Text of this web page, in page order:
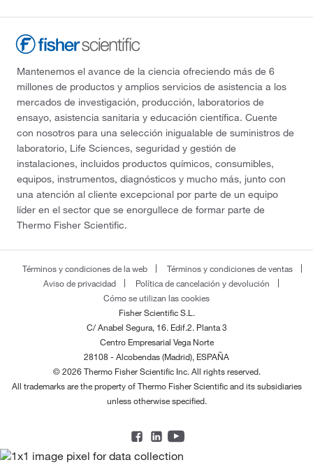
Mantenemos el avance de la ciencia ofreciendo más de 6
millones de productos y amplios servicios de asistencia a los
mercados de investigación, producción, laboratorios de
ensayo, asistencia sanitaria y educación científica. Cuente
con nosotros para una selección inigualable de suministros de
laboratorio, Life Sciences, seguridad y gestión de
instalaciones, incluidos productos químicos, consumibles,
equipos, instrumentos, diagnósticos y mucho más, junto con
una atención al cliente excepcional por parte de un equipo
líder en el sector que se enorgullece de formar parte de
Thermo Fisher Scientific.
Términos y condiciones de la web
Términos y condiciones de ventas
Aviso de privacidad
Política de cancelación y devolución
Cómo se utilizan las cookies
Fisher Scientific S.L.
C/ Anabel Segura, 16. Edif.2. Planta 3
Centro Empresarial Vega Norte
28108 - Alcobendas (Madrid), ESPAÑA
© 2026 Thermo Fisher Scientific Inc. All rights reserved.
All trademarks are the property of Thermo Fisher Scientific and its subsidiaries
unless otherwise specified.